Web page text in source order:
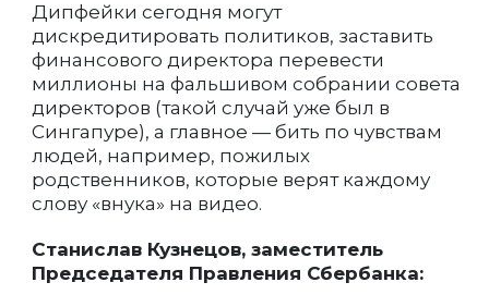
Дипфейки сегодня могут
дискредитировать политиков, заставить
финансового директора перевести
миллионы на фальшивом собрании совета
директоров (такой случай уже был в
Сингапуре), а главное — бить по чувствам
людей, например, пожилых
родственников, которые верят каждому
слову «внука» на видео.
Станислав Кузнецов, заместитель
Председателя Правления Сбербанка: